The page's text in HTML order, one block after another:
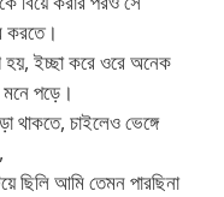
করতে।
হয়, ইচ্ছা করে ওরে অনেক
পড়ে।
থাকতে, চাইলেও ভেঙ্গে
ছিলি আমি তেমন পারছিনা